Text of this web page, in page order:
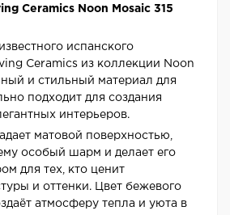
Ceramics Noon Mosaic 315
испанского
Ceramics из коллекции Noon
и стильный материал для
подходит для создания
интерьеров.
матовой поверхностью,
особый шарм и делает его
для тех, кто ценит
и оттенки. Цвет бежевого
атмосферу тепла и уюта в